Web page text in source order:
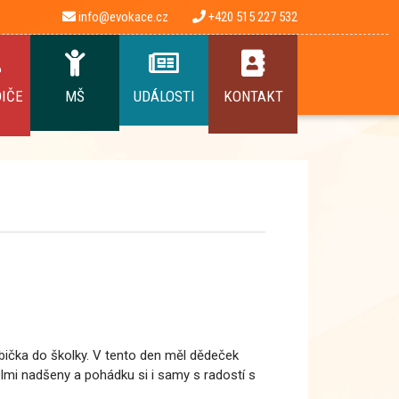
info@evokace.cz +420 515 227 532
MŠ UDÁLOSTI KONTAKT
do školky. V tento den měl dědeček
nadšeny a pohádku si i samy s radostí s